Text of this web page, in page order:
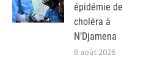
épidémie de
choléra à
N’Djamena
6 août 2026